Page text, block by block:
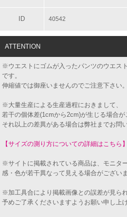
ID 40542
ATTENTION
※ウエストにゴムが入ったパンツのウエス
です。
伸縮値では御座いませんのでご注意下さい。
※大量生産による生産過程におきまして、
若干の個体差(1cmから2cm)が生じる場合が
それ以上の差異がある場合は弊社までお問
【サイズの測り方についての詳細はこちら】
※サイトに掲載されている商品は、モニタ
感・色が若干異なって見える場合がございま
※加工具合により掲載画像との誤差が見ら
予めご了承くださいますようお願い申し上げ